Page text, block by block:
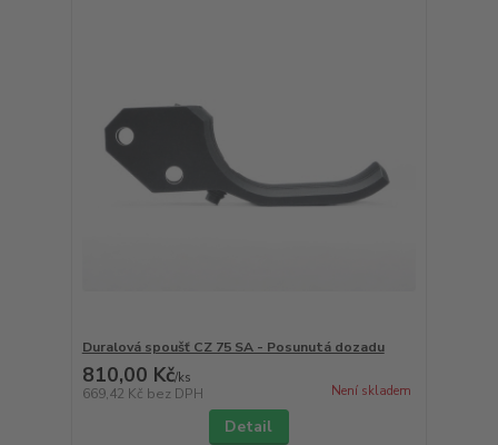
Duralová spoušť CZ 75 SA - Posunutá dozadu
810,00 Kč/ks
669,42 Kč bez DPH Není skladem
Detail